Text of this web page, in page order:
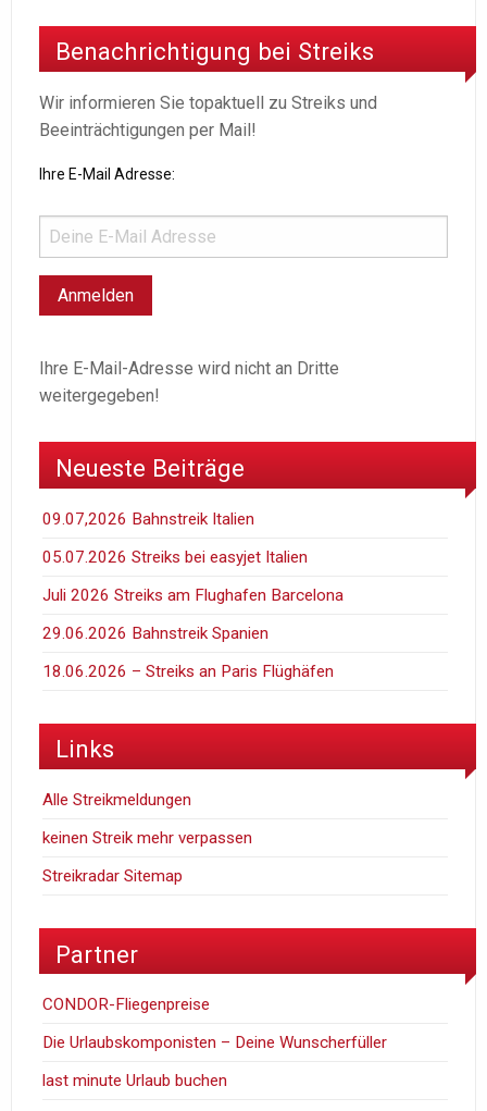
Benachrichtigung bei Streiks
Wir informieren Sie topaktuell zu Streiks und
Beeinträchtigungen per Mail!
Ihre E-Mail Adresse:
Ihre E-Mail-Adresse wird nicht an Dritte
weitergegeben!
Neueste Beiträge
09.07,2026 Bahnstreik Italien
05.07.2026 Streiks bei easyjet Italien
Juli 2026 Streiks am Flughafen Barcelona
29.06.2026 Bahnstreik Spanien
18.06.2026 – Streiks an Paris Flüghäfen
Links
Alle Streikmeldungen
keinen Streik mehr verpassen
Streikradar Sitemap
Partner
CONDOR-Fliegenpreise
Die Urlaubskomponisten – Deine Wunscherfüller
last minute Urlaub buchen